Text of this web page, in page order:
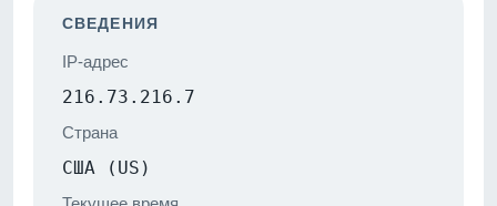
СВЕДЕНИЯ
IP-адрес
216.73.216.7
Страна
США (US)